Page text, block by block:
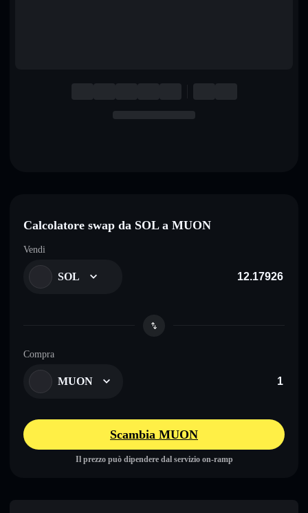
Calcolatore swap da SOL a MUON
Vendi
SOL
Compra
MUON
Scambia MUON
Il prezzo può dipendere dal servizio on-ramp